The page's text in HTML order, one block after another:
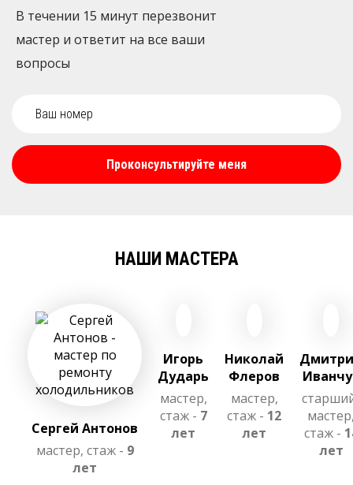
В течении 15 минут перезвонит
мастер и ответит на все ваши
вопросы
Проконсультируйте меня
НАШИ МАСТЕРА
Сергей Антонов
мастер, стаж - 9
лет
Игорь
Дударь
мастер,
стаж - 7
лет
Николай
Флеров
мастер,
стаж - 12
лет
стаж -
лет